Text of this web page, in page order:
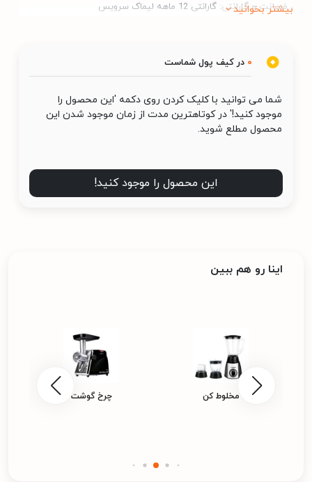
ضمانت و گارانتی: گارانتی 12 ماهه لیماک سرویس بیشتر بخوانید
0 در کیف پول شماست
شما می توانید با کلیک کردن روی دکمه 'این محصول را
موجود کنید!' در کوتاهترین مدت از زمان موجود شدن این
محصول مطلع شوید.
این محصول را موجود کنید!
اینا رو هم ببین
مخلوط کن چرخ گوشت